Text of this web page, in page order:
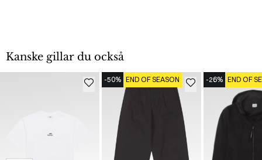
Kanske gillar du också
-50% END OF SEASON -26% END OF